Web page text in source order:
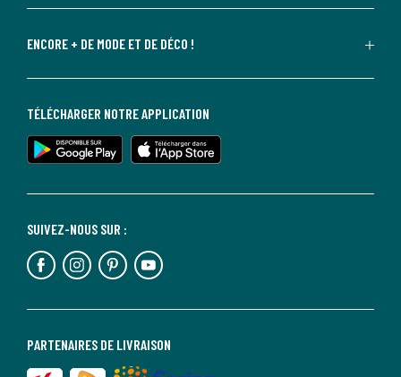
ENCORE + DE MODE ET DE DÉCO !
PARTENAIRES DE LIVRAISON
SUIVEZ-NOUS SUR :
TÉLÉCHARGER NOTRE APPLICATION